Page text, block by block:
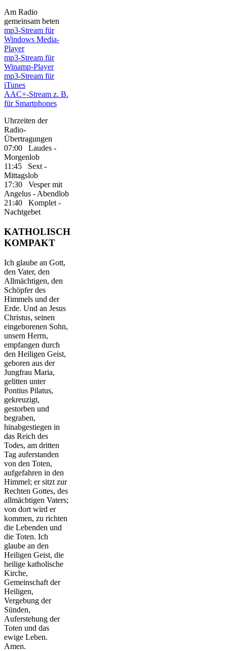
Am Radio
gemeinsam beten
mp3-Stream für
Windows Media-
Player
mp3-Stream für
Winamp-Player
mp3-Stream für
iTunes
AAC+-Stream z. B.
für Smartphones
Uhrzeiten der
Radio-
Übertragungen
07:00 Laudes -
Morgenlob
11:45 Sext -
Mittagslob
17:30 Vesper mit
Angelus - Abendlob
21:40 Komplet -
Nachtgebet
KATHOLISCH
KOMPAKT
Ich glaube an Gott,
den Vater, den
Allmächtigen, den
Schöpfer des
Himmels und der
Erde. Und an Jesus
Christus, seinen
eingeborenen Sohn,
unsern Herrn,
empfangen durch
den Heiligen Geist,
geboren aus der
Jungfrau Maria,
gelitten unter
Pontius Pilatus,
gekreuzigt,
gestorben und
begraben,
hinabgestiegen in
das Reich des
Todes, am dritten
Tag auferstanden
von den Toten,
aufgefahren in den
Himmel; er sitzt zur
Rechten Gottes, des
allmächtigen Vaters;
von dort wird er
kommen, zu richten
die Lebenden und
die Toten. Ich
glaube an den
Heiligen Geist, die
heilige katholische
Kirche,
Gemeinschaft der
Heiligen,
Vergebung der
Sünden,
Auferstehung der
Toten und das
ewige Leben.
Amen.